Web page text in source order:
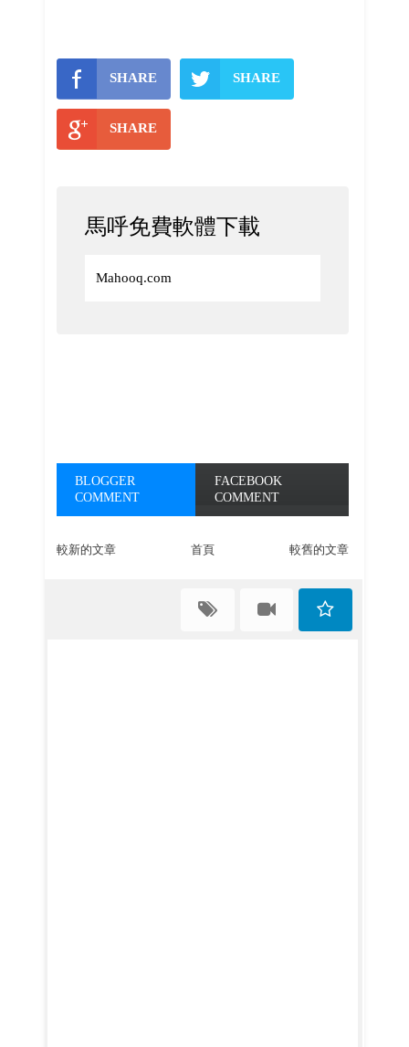
SHARE SHARE
SHARE
馬呼免費軟體下載
Mahooq.com
BLOGGER
COMMENT
FACEBOOK
COMMENT
較新的文章 較舊的文章
首頁